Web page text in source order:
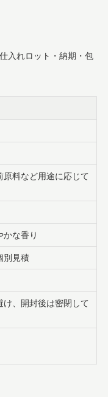
入れロット・納期・包
料など用途に応じて
かな香り
別見積
、開封後は密閉して